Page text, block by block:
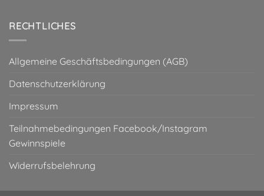
RECHTLICHES
Allgemeine Geschäftsbedingungen (AGB)
Datenschutzerklärung
Impressum
Teilnahmebedingungen Facebook/Instagram
Gewinnspiele
Widerrufsbelehrung